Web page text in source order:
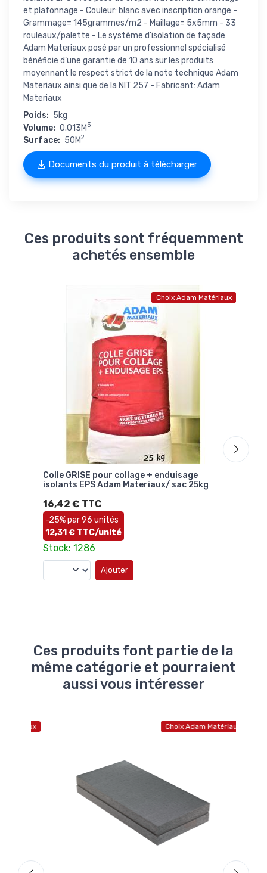
et plafonnage - Couleur: blanc avec inscription orange -
Grammage= 145grammes/m2 - Maillage= 5x5mm - 33
rouleaux/palette - Le système d’isolation de façade
Adam Materiaux posé par un professionnel spécialisé
bénéficie d’une garantie de 10 ans sur les produits
moyennant le respect strict de la note technique Adam
Materiaux ainsi que de la NIT 257 - Fabricant: Adam
Materiaux
Poids: 5kg
Volume: 0.013M3
Surface: 50M2
Documents du produit à télécharger
Ces produits sont fréquemment
achetés ensemble
Choix Adam Matériaux
Colle GRISE pour collage + enduisage
isolants EPS Adam Materiaux/ sac 25kg
16,42 € TTC
-25% par 96 unités
12,31 € TTC/unité
Stock: 1286
Ajouter
Ces produits font partie de la
même catégorie et pourraient
aussi vous intéresser
Choix Adam Matériaux